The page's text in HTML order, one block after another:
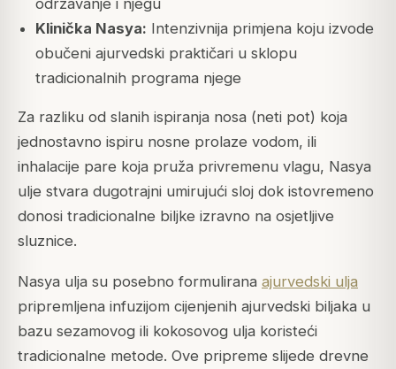
Klinička Nasya: Intenzivnija primjena koju izvode
obučeni ajurvedski praktičari u sklopu
tradicionalnih programa njege
Za razliku od slanih ispiranja nosa (neti pot) koja
jednostavno ispiru nosne prolaze vodom, ili
inhalacije pare koja pruža privremenu vlagu, Nasya
ulje stvara dugotrajni umirujući sloj dok istovremeno
donosi tradicionalne biljke izravno na osjetljive
sluznice.
Nasya ulja su posebno formulirana ajurvedski ulja
pripremljena infuzijom cijenjenih ajurvedski biljaka u
bazu sezamovog ili kokosovog ulja koristeći
tradicionalne metode. Ove pripreme slijede drevne